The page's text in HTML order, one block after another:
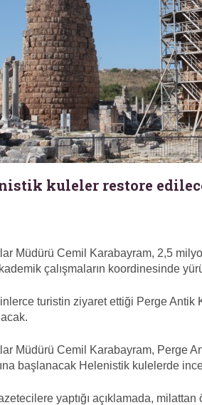
kuleler restore
Müdürü Cemil Karabayram, 2,5
çalışmaların koordinesinde
turistin ziyaret ettiği Perge
Müdürü Cemil Karabayram, Perge
başlanacak Helenistik kulelerde
yaptığı açıklamada,